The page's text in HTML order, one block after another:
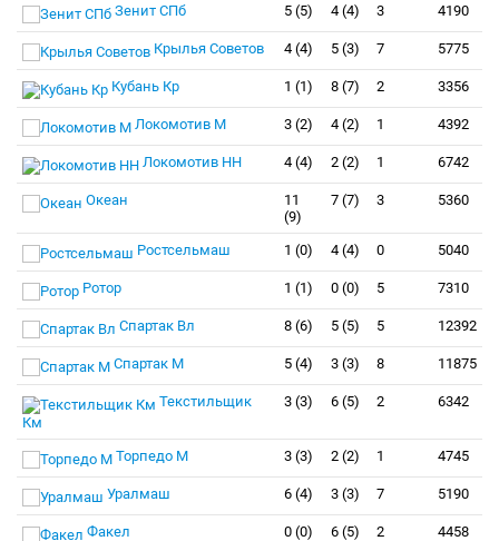
Зенит СПб 5 (5) 4 (4) 3 4190
Крылья Советов 4 (4) 5 (3) 7 5775
Кубань Кр 1 (1) 8 (7) 2 3356
Локомотив М 3 (2) 4 (2) 1 4392
Локомотив НН 4 (4) 2 (2) 1 6742
Океан
11
(9)
7 (7) 3 5360
Ростсельмаш 1 (0) 4 (4) 0 5040
Ротор 1 (1) 0 (0) 5 7310
Спартак Вл 8 (6) 5 (5) 5 12392
Спартак М 5 (4) 3 (3) 8 11875
Текстильщик
Км
3 (3) 6 (5) 2 6342
Торпедо М 3 (3) 2 (2) 1 4745
Уралмаш 6 (4) 3 (3) 7 5190
Факел 0 (0) 6 (5) 2 4458